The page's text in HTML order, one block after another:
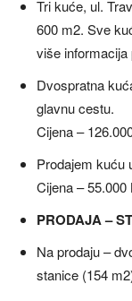
Tri kuće, ul.
600 m2. Sve
više informacija
Dvospratna
glavnu cestu.
Cijena –
Prodajem kuću
Cijena – 55.000
PRODAJA –
Na prodaju –
stanice (154